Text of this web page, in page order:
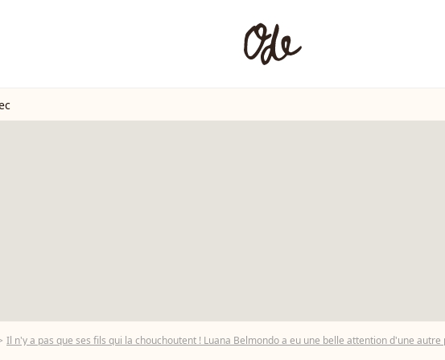
Il n'y a pas que ses fils qui la chouchoutent ! Luana Belmondo a eu une belle attention d'une